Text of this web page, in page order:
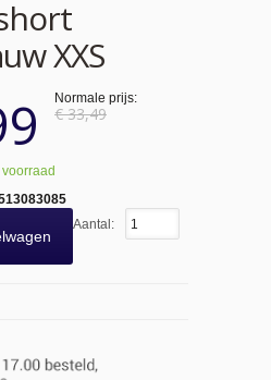
XXS
Normale prijs:
€ 33,49
Aantal: